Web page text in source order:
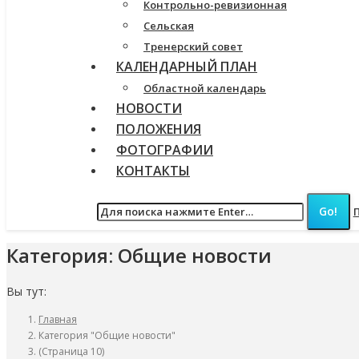
Контрольно-ревизионная
Сельская
Тренерский совет
КАЛЕНДАРНЫЙ ПЛАН
Областной календарь
НОВОСТИ
ПОЛОЖЕНИЯ
ФОТОГРАФИИ
КОНТАКТЫ
Категория: Общие новости
Вы тут:
Главная
Категория "Общие новости"
(Страница 10)